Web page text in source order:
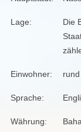
Lage:
Die
Einwohner:
Sprache:
Währung: